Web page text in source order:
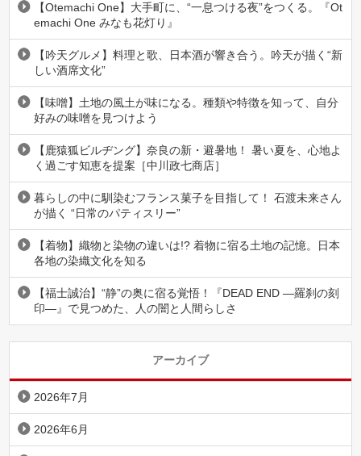
【Otemachi One】大手町に、“一息つける夜”をつくる。『Ot
emachi One みなも花灯り』
【吟天グルメ】料理と歌、日本酒が響き合う。吟天が描く“新
しい酒席文化”
【味噌】土地の風土が味になる。種類や特徴を知って、自分
好みの味噌を見つけよう
【鹿猿狐ビルヂング】奈良の新・避暑地！ 暑い夏を、心地よ
く過ごす知恵を提案［中川政七商店］
暮らしの中に馴染むフランス菓子を目指して！ 石渡未来さん
が描く “日常のパティスリー”
【着物】織物と染物の違いは!? 着物に宿る土地の記憶。日本
各地の染織文化を知る
【福士誠治】“静”の奥に宿る覚悟！『DEAD END ―羅刹の刻
印―』で見つめた、人の闇と人間らしさ
アーカイブ
2026年7月
2026年6月